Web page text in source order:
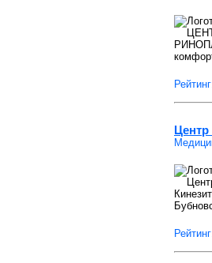
Центр